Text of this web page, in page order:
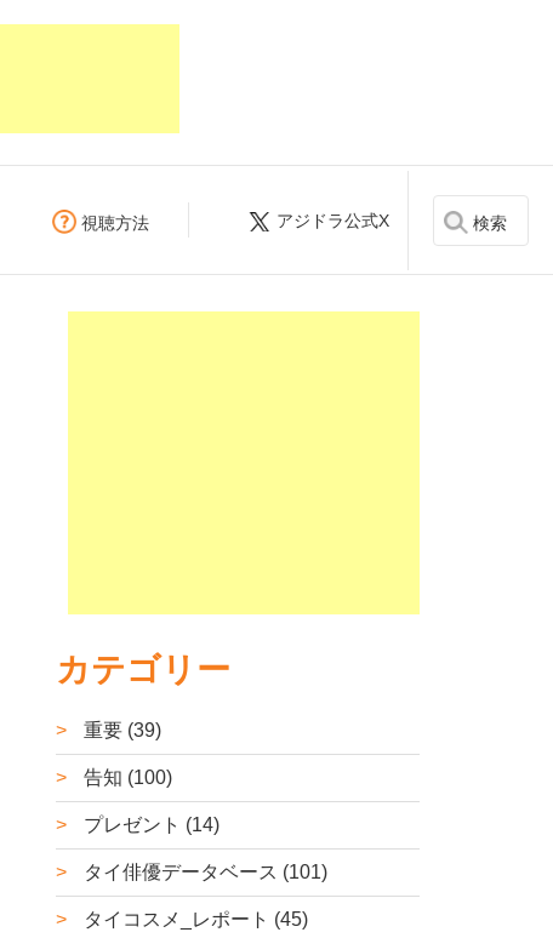
視聴方法 アジドラ公式X 検索
カテゴリー
重要 (39)
告知 (100)
プレゼント (14)
タイ俳優データベース (101)
タイコスメ_レポート (45)